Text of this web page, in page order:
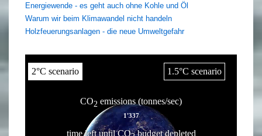
Energiewende - es geht auch ohne Kohle und Öl
Warum wir beim Klimawandel nicht handeln
Holzfeuerungsanlagen - die neue Umweltgefahr